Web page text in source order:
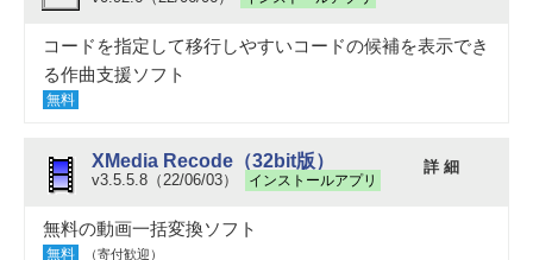
コードを指定して移行しやすいコードの候補を表示でき
る作曲支援ソフト
無料
XMedia Recode（32bit版）
v3.5.5.8（22/06/03） インストールアプリ
詳 細
無料の動画一括変換ソフト
無料 （寄付歓迎）